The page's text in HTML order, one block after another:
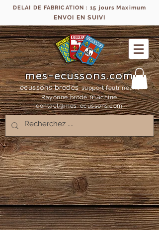
DELAI DE FABRICATION : 15 jours Maximum
ENVOI EN SUIVI
mes-ecussons.com
écussons brodés support feutrine, fil
Rayonne brodémachine
contact@mes-ecussons.com